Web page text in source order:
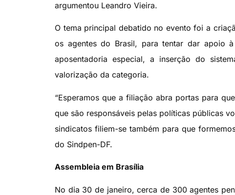
argumentou Leandro Vieira.
O tema principal debatido no evento foi a
os agentes do Brasil, para tentar dar apoio
aposentadoria especial, a inserção do
valorização da categoria.
“Esperamos que a filiação abra portas para
que são responsáveis pelas políticas públicas
sindicatos filiem-se também para que
do Sindpen-DF.
Assembleia em Brasília
No dia 30 de janeiro, cerca de 300 agentes